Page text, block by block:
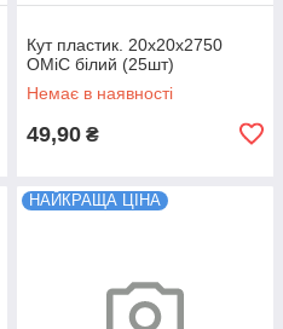
Кут пластик. 20х20х2750
ОМіС білий (25шт)
Немає в наявності
49,90 ₴
НАЙКРАЩА ЦІНА